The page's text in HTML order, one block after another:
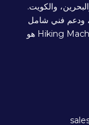
والكويت.
ودعم فني شامل
لعملائنا الكرام. الهدف الأسمى لشركة Hiking Machinery هو